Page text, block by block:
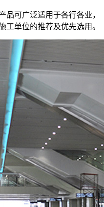
品可广泛适用于各行各业，
工单位的推荐及优先选用。